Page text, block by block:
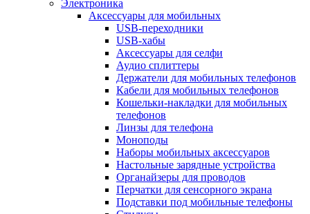
Электроника
Аксессуары для мобильных
USB-переходники
USB-хабы
Аксессуары для селфи
Аудио сплиттеры
Держатели для мобильных телефонов
Кабели для мобильных телефонов
Кошельки-накладки для мобильных
телефонов
Линзы для телефона
Моноподы
Наборы мобильных аксессуаров
Настольные зарядные устройства
Органайзеры для проводов
Перчатки для сенсорного экрана
Подставки под мобильные телефоны